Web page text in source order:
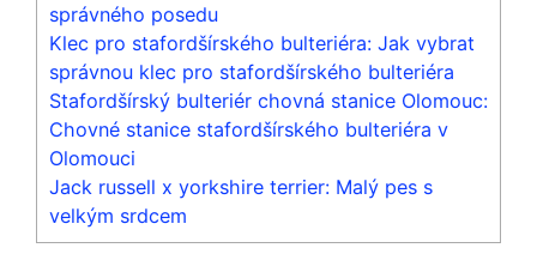
správného posedu
Klec pro stafordšírského bulteriéra: Jak vybrat
správnou klec pro stafordšírského bulteriéra
Stafordšírský bulteriér chovná stanice Olomouc:
Chovné stanice stafordšírského bulteriéra v
Olomouci
Jack russell x yorkshire terrier: Malý pes s
velkým srdcem